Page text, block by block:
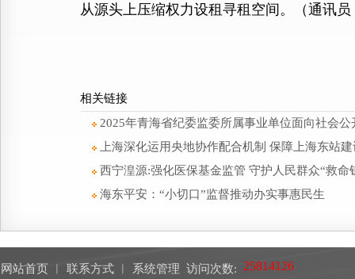
从源头上压缩权力设租寻租空间。（通讯
相关链接
2025年青海省纪委监委所属事业单位面向社会
上海深化运用央地协作配合机制 保障上海东站
西宁湟源:强化医保基金监管 守护人民群众“救命
海东平安：“小切口”监督推动办实事惠民生
网站首页 联系方式 系统管理 访问次数: